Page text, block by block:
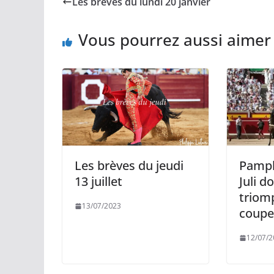
o
i
A
g
Vous pourrez aussi aimer
Les brèves du jeudi
13 juillet
13/07/2023
Juli
12/07/